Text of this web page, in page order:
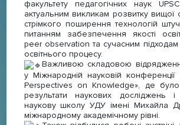
факультету педагогічних наук
актуальним викликам розвитку вищої
стрімкого поширення технологій
питанням забезпечення якості
peer observation та сучасним
освітнього процесу.
Важливою складовою
у Міжнародній науковій конференції
Perspectives on Knowledge», де
результати наукових досліджень
наукову школу УДУ імені Михайла
міжнародному академічному рівні.